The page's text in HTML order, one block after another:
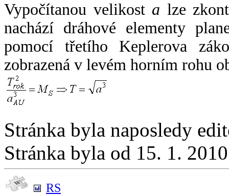
Vypočítanou velikost a lze
nachází dráhové elementy
pomocí třetího Keplerova
zobrazená v levém horním rohu
Stránka byla naposledy
Stránka byla od 15. 1.
RS